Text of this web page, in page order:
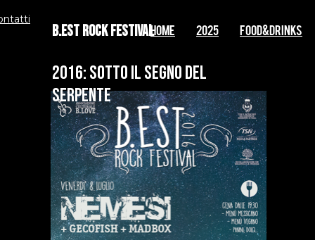
Home 2025 FOOD&DRINKS
B.EST Rock Festival
2016: SOTTO IL SEGNO DEL
SERPENTE